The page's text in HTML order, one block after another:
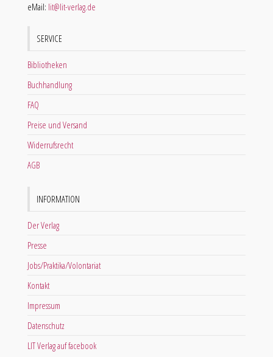
eMail: lit@lit-verlag.de
SERVICE
Bibliotheken
Buchhandlung
FAQ
Preise und Versand
Widerrufsrecht
AGB
INFORMATION
Der Verlag
Presse
Jobs/Praktika/Volontariat
Kontakt
Impressum
Datenschutz
LIT Verlag auf facebook